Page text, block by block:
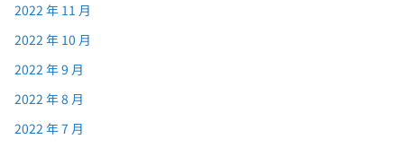
2022 年 11 月
2022 年 10 月
2022 年 9 月
2022 年 8 月
2022 年 7 月